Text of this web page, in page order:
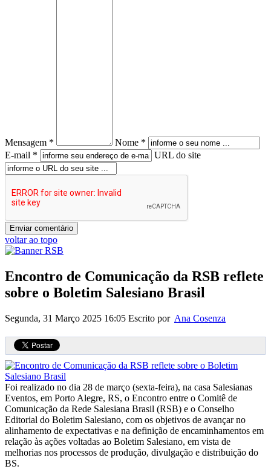
Mensagem *
Nome *
E-mail *
URL do site
voltar ao topo
Encontro de Comunicação da RSB reflete
sobre o Boletim Salesiano Brasil
Segunda, 31 Março 2025 16:05 Escrito por Ana Cosenza
Foi realizado no dia 28 de março (sexta-feira), na casa Salesianas
Eventos, em Porto Alegre, RS, o Encontro entre o Comitê de
Comunicação da Rede Salesiana Brasil (RSB) e o Conselho
Editorial do Boletim Salesiano, com os objetivos de avançar no
alinhamento de expectativas e na definição de encaminhamentos em
relação às ações voltadas ao Boletim Salesiano, em vista de
melhorias nos processos de produção, divulgação e distribuição do
BS.